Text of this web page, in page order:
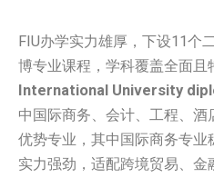
FIU办学实力雄厚，下设11个
博专业课程，学科覆盖全面且
International University
中国际商务、会计、工程、
优势专业，其中国际商务专
实力强劲，适配跨境贸易、